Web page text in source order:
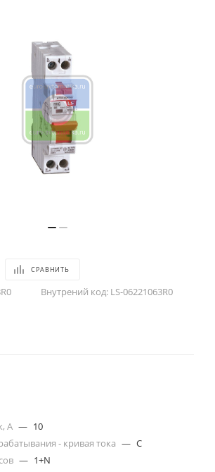
СРАВНИТЬ
Внутрений код: LS-06221063R0
А — 10
- кривая тока — C
— 1+N